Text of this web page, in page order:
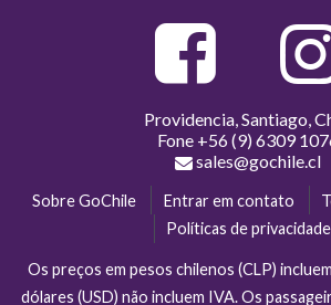
Providencia, Santiago,
Fone +56 (9) 6309
sales@gochile.cl
Sobre GoChile Entrar em contato
Políticas de privacidade
Os preços em pesos chilenos (CLP)
dólares (USD) não incluem IVA. Os